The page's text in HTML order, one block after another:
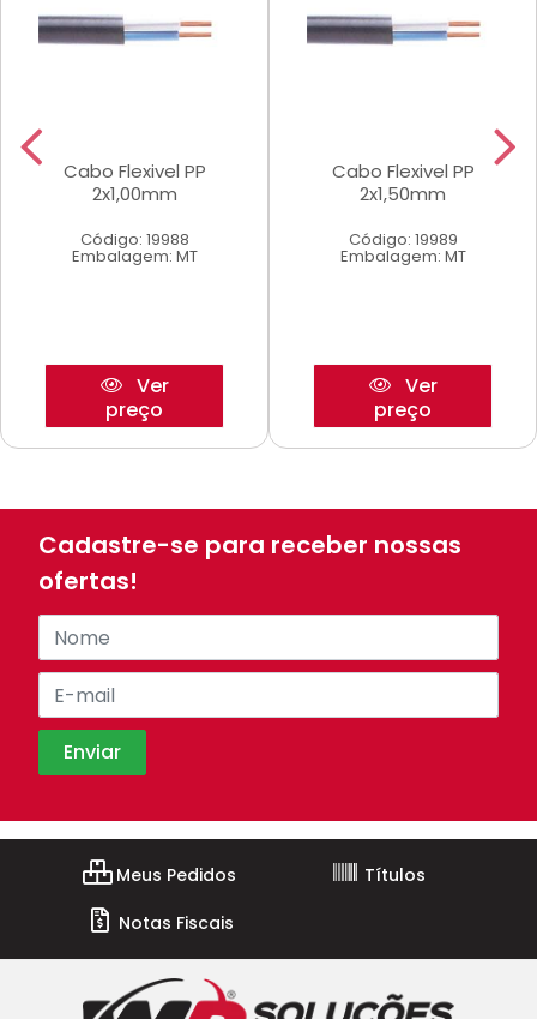
Cabo Flexivel PP
2x1,00mm
Código: 19988
Embalagem: MT
Ver
preço
Cabo Flexivel PP
2x1,50mm
Código: 19989
Embalagem: MT
Ver
preço
Cadastre-se para receber nossas
ofertas!
Meus Pedidos
Títulos
Notas Fiscais